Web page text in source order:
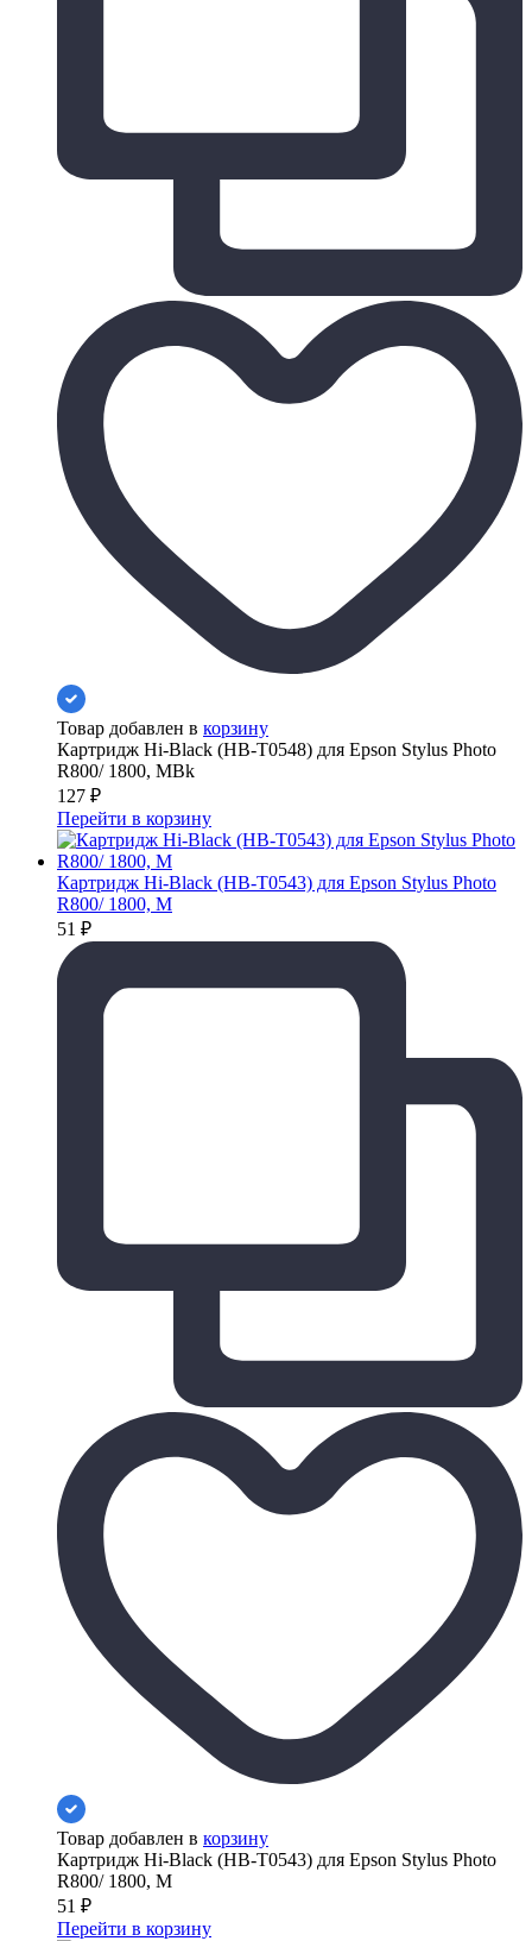
Товар добавлен в корзину
Картридж Hi-Black (HB-T0548) для Epson Stylus Photo
R800/ 1800, MBk
127 ₽
Перейти в корзину
Картридж Hi-Black (HB-T0543) для Epson Stylus Photo
R800/ 1800, M
51 ₽
Товар добавлен в корзину
Картридж Hi-Black (HB-T0543) для Epson Stylus Photo
R800/ 1800, M
51 ₽
Перейти в корзину